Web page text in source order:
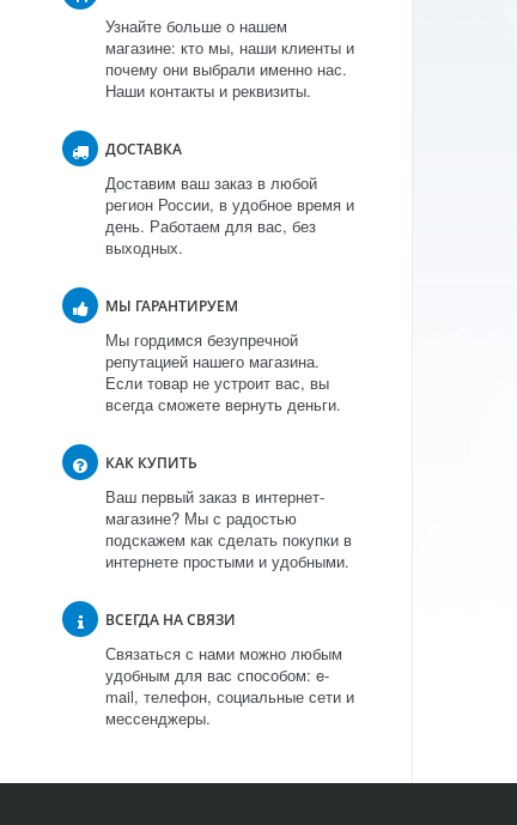
Узнайте больше о нашем
магазине: кто мы, наши клиенты и
почему они выбрали именно нас.
Наши контакты и реквизиты.
ДОСТАВКА
Доставим ваш заказ в любой
регион России, в удобное время и
день. Работаем для вас, без
выходных.
МЫ ГАРАНТИРУЕМ
Мы гордимся безупречной
репутацией нашего магазина.
Если товар не устроит вас, вы
всегда сможете вернуть деньги.
КАК КУПИТЬ
Ваш первый заказ в интернет-
магазине? Мы с радостью
подскажем как сделать покупки в
интернете простыми и удобными.
ВСЕГДА НА СВЯЗИ
Связаться с нами можно любым
удобным для вас способом: e-
mail, телефон, социальные сети и
мессенджеры.